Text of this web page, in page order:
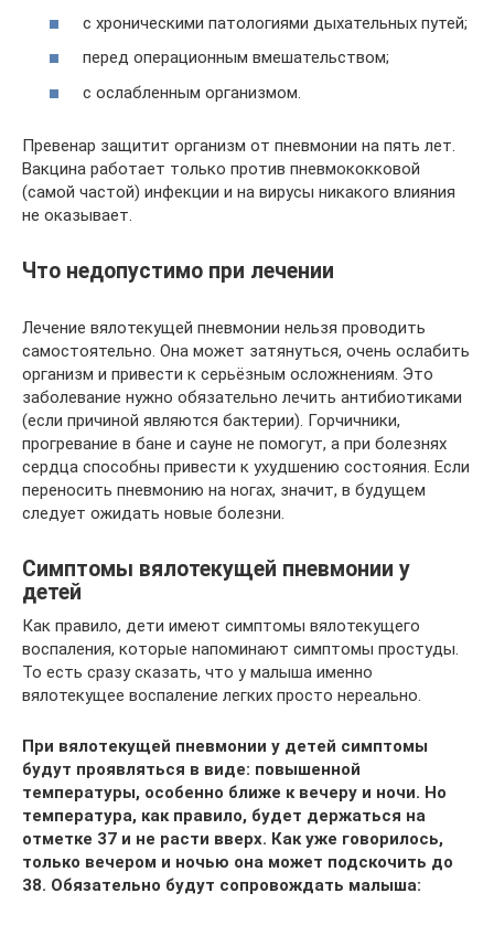
с хроническими патологиями дыхательных путей;
перед операционным вмешательством;
с ослабленным организмом.
Превенар защитит организм от пневмонии на пять лет.
Вакцина работает только против пневмококковой
(самой частой) инфекции и на вирусы никакого влияния
не оказывает.
Что недопустимо при лечении
Лечение вялотекущей пневмонии нельзя проводить
самостоятельно. Она может затянуться, очень ослабить
организм и привести к серьёзным осложнениям. Это
заболевание нужно обязательно лечить антибиотиками
(если причиной являются бактерии). Горчичники,
прогревание в бане и сауне не помогут, а при болезнях
сердца способны привести к ухудшению состояния. Если
переносить пневмонию на ногах, значит, в будущем
следует ожидать новые болезни.
Симптомы вялотекущей пневмонии у
детей
Как правило, дети имеют симптомы вялотекущего
воспаления, которые напоминают симптомы простуды.
То есть сразу сказать, что у малыша именно
вялотекущее воспаление легких просто нереально.
При вялотекущей пневмонии у детей симптомы
будут проявляться в виде: повышенной
температуры, особенно ближе к вечеру и ночи. Но
температура, как правило, будет держаться на
отметке 37 и не расти вверх. Как уже говорилось,
только вечером и ночью она может подскочить до
38. Обязательно будут сопровождать малыша: